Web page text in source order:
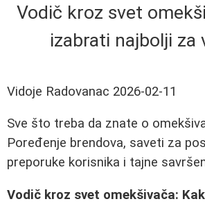
Vodič kroz svet
izabrati najbolji za
Vidoje Radovanac 2026-02-11
Sve što treba da znate o
Poređenje brendova, saveti za
preporuke korisnika i tajne
Vodič kroz svet omekšivača: